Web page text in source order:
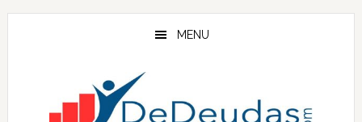
Skip
Skip
Skip
MENU